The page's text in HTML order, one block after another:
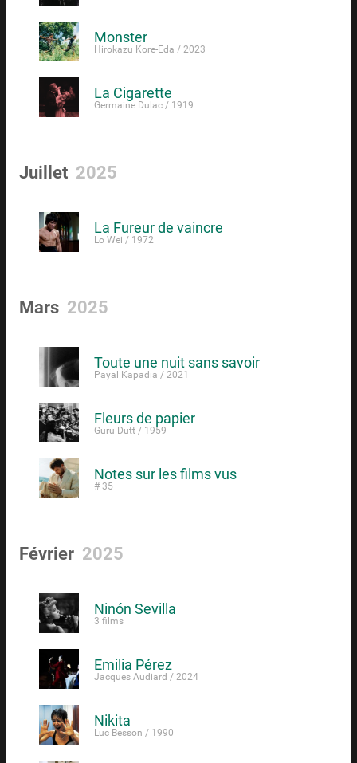
Monster
Hirokazu Kore-Eda / 2023
La Cigarette
Germaine Dulac / 1919
Juillet 2025
La Fureur de vaincre
Lo Wei / 1972
Mars 2025
Toute une nuit sans savoir
Payal Kapadia / 2021
Fleurs de papier
Guru Dutt / 1959
Notes sur les films vus
# 35
Février 2025
Ninón Sevilla
3 films
Emilia Pérez
Jacques Audiard / 2024
Nikita
Luc Besson / 1990